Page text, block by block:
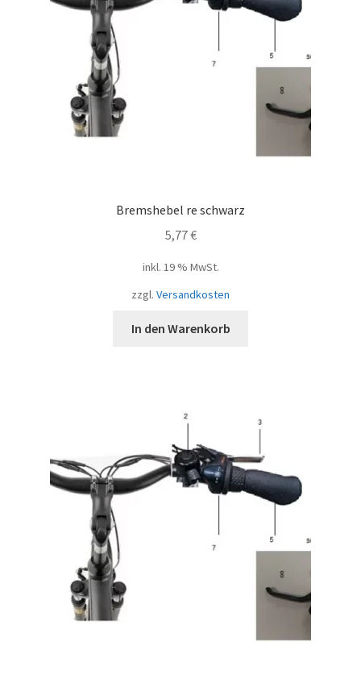
Bremshebel re schwarz
5,77€
inkl. 19 % MwSt.
zzgl. Versandkosten
In den Warenkorb